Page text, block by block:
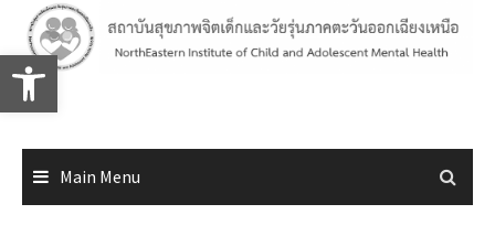
Open toolbar
content
Main Menu